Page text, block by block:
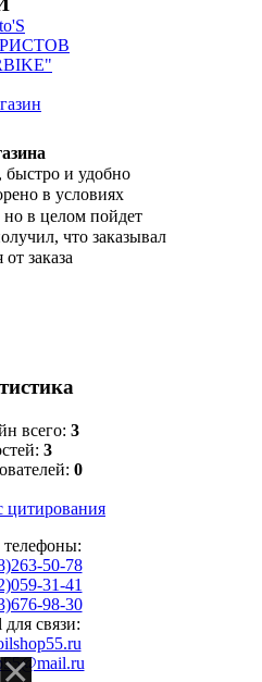
быстро и удобно
в условиях
в целом пойдет
что заказывал
заказа
всего: 3
3
0
50-78
31-41
98-30
связи: